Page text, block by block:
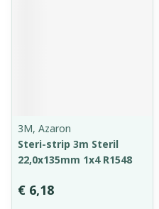
3M, Azaron
Steri-strip 3m Steril
22,0x135mm 1x4 R1548
€ 6,18